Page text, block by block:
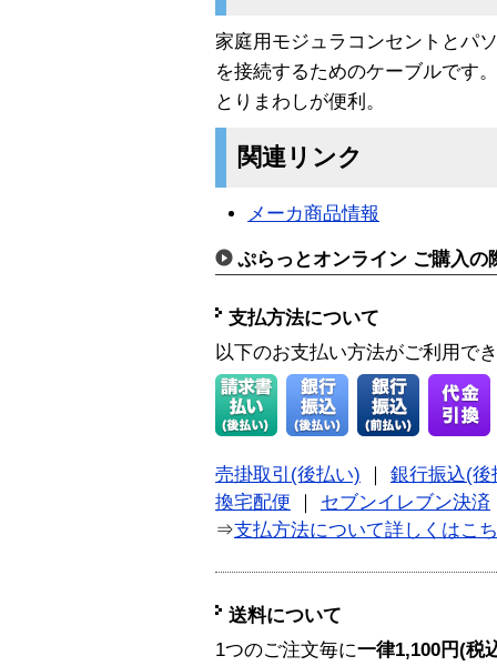
家庭用モジュラコンセントとパ
を接続するためのケーブルです
とりまわしが便利。
関連リンク
メーカ商品情報
ぷらっとオンライン ご購入の
支払方法について
以下のお支払い方法がご利用で
売掛取引(後払い)
銀行振込(後
換宅配便
セブンイレブン決済
⇒支払方法について詳しくはこ
送料について
1つのご注文毎に一律1,100円(税